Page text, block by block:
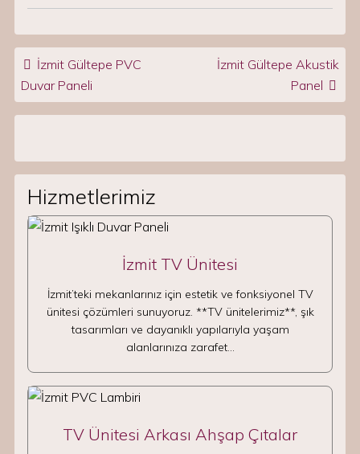
Post navigation
İzmit Gültepe PVC
Duvar Paneli
İzmit Gültepe Akustik
Panel
Hizmetlerimiz
İzmit TV Ünitesi
İzmit’teki mekanlarınız için estetik ve fonksiyonel TV
ünitesi çözümleri sunuyoruz. **TV ünitelerimiz**, şık
tasarımları ve dayanıklı yapılarıyla yaşam
alanlarınıza zarafet…
TV Ünitesi Arkası Ahşap Çıtalar